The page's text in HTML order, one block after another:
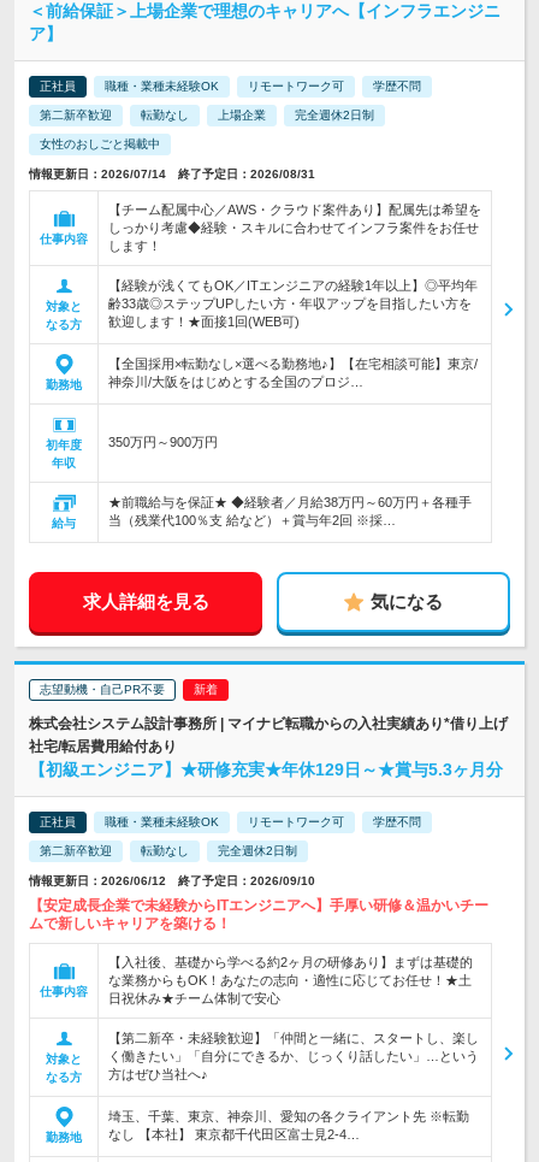
＜前給保証＞上場企業で理想のキャリアへ【インフラエンジニ
ア】
正社員 職種・業種未経験OK リモートワーク可 学歴不問
第二新卒歓迎 転勤なし 上場企業 完全週休2日制
女性のおしごと掲載中
情報更新日：2026/07/14 終了予定日：2026/08/31
仕事内容
【チーム配属中心／AWS・クラウド案件あり】配属先は希望を
しっかり考慮◆経験・スキルに合わせてインフラ案件をお任せ
します！
対象と
なる方
【経験が浅くてもOK／ITエンジニアの経験1年以上】◎平均年
齢33歳◎ステップUPしたい方・年収アップを目指したい方を
歓迎します！★面接1回(WEB可)
勤務地
【全国採用×転勤なし×選べる勤務地♪】【在宅相談可能】東京/
神奈川/大阪をはじめとする全国のプロジ…
初年度
年収
350万円～900万円
給与
★前職給与を保証★ ◆経験者／月給38万円～60万円＋各種手
当（残業代100％支 給など）＋賞与年2回 ※採…
求人詳細を見る 気になる
志望動機・自己PR不要
株式会社システム設計事務所 | マイナビ転職からの入社実績あり*借り上げ
社宅/転居費用給付あり
【初級エンジニア】★研修充実★年休129日～★賞与5.3ヶ月分
正社員 職種・業種未経験OK リモートワーク可 学歴不問
第二新卒歓迎 転勤なし 完全週休2日制
情報更新日：2026/06/12 終了予定日：2026/09/10
【安定成長企業で未経験からITエンジニアへ】手厚い研修＆温かいチー
ムで新しいキャリアを築ける！
仕事内容
【入社後、基礎から学べる約2ヶ月の研修あり】まずは基礎的
な業務からもOK！あなたの志向・適性に応じてお任せ！★土
日祝休み★チーム体制で安心
対象と
なる方
【第二新卒・未経験歓迎】「仲間と一緒に、スタートし、楽し
く働きたい」「自分にできるか、じっくり話したい」…という
方はぜひ当社へ♪
勤務地
埼玉、千葉、東京、神奈川、愛知の各クライアント先 ※転勤
なし 【本社】 東京都千代田区富士見2-4…